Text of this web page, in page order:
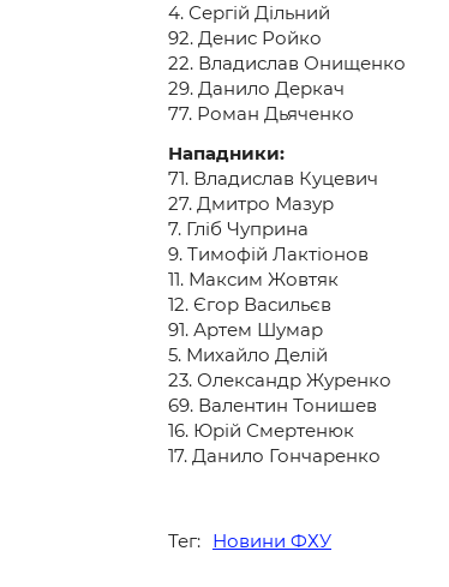
4. Сергій Дільний
92. Денис Ройко
22. Владислав Онищенко
29. Данило Деркач
77. Роман Дьяченко
Нападники:
71. Владислав Куцевич
27. Дмитро Мазур
7. Гліб Чуприна
9. Тимофій Лактіонов
11. Максим Жовтяк
12. Єгор Васильєв
91. Артем Шумар
5. Михайло Делій
23. Олександр Журенко
69. Валентин Тонишев
16. Юрій Смертенюк
17. Данило Гончаренко
Тег: Новини ФХУ